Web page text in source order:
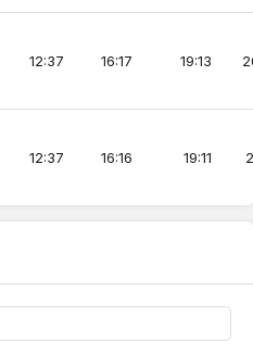
12:37 16:17 19:13
12:37 16:16 19:11